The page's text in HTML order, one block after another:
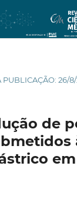
PUBLICAÇÃO: 26/
de